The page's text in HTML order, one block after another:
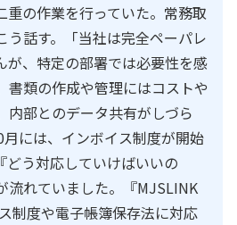
重の作業を行っていた。常務取
う話す。「当社は完全ペーパレ
が、特定の部署では必要性を感
書類の作成や管理にはコストや
内部とのデータ共有がしづら
には、インボイス制度が開始
どう対応していけばいいの
流れていました。『MJSLINK
制度や電子帳簿保存法に対応